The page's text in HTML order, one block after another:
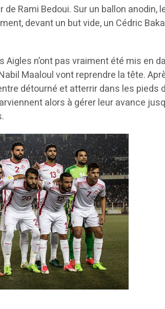
Rami Bedoui. Sur un ballon
devant un but vide, un Cédric
n’ont pas vraiment été mis en
Maaloul vont reprendre la tête.
détourné et atterrir dans les pieds
alors à gérer leur avance